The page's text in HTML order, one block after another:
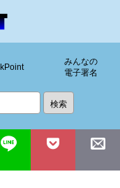
みんなの
電子署名